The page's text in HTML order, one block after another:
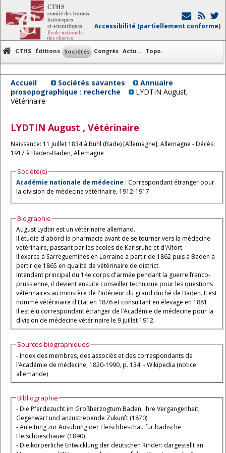
Accessibilité (partiellement conforme)
CTHS Éditions Sociétés Congrès Actu... Topo.
Accueil Sociétés savantes
Annuaire
prosopographique : recherche
LYDTIN August,
Vétérinaire
LYDTIN August , Vétérinaire
Naissance: 11 juillet 1834 à Bühl (Bade) [Allemagne], Allemagne - Décès:
1917 à Baden-Baden, Allemagne
Société(s)
Académie nationale de médecine : Correspondant étranger pour
la division de médecine vétérinaire, 1912-1917
Biographie
August Lydtin est un vétérinaire allemand.
Il étudie d'abord la pharmacie avant de se tourner vers la médecine
vétérinaire, passant par les écoles de Karlsruhe et d'Alfort.
Il exerce à Sarreguemines en Lorraine à partir de 1862 puis à Baden à
partir de 1865 en qualité de vétérinaire de district.
Intendant principal du 14e corps d'armée pendant la guerre franco-
prussienne, il devient ensuite conseiller technique pour les questions
vétérinaires au ministère de l'Intérieur du grand duché de Baden. Il est
nommé vétérinaire d'Etat en 1876 et consultant en élevage en 1881.
Il est élu correspondant étranger de l’Académie de médecine pour la
division de médecine vétérinaire le 9 juillet 1912.
Sources biographiques
- Index des membres, des associés et des correspondants de
l’Académie de médecine, 1820-1990, p. 134. - Wikipedia (notice
allemande)
Bibliographie
- Die Pferdezucht im Großherzogtum Baden: ihre Vergangenheit,
Gegenwart und anzustrebende Zukunft (1870)
- Anleitung zur Ausübung der Fleischbeschau für badische
Fleischbeschauer (1890)
- Die körperliche Entwicklung der deutschen Rinder: dargestellt an